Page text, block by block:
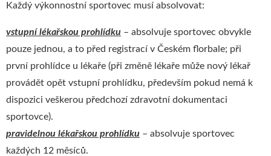
Každý výkonnostní sportovec musí absolvovat:
vstupní lékařskou prohlídku – absolvuje sportovec obvykle
pouze jednou, a to před registrací v Českém florbale; při
první prohlídce u lékaře (při změně lékaře může nový lékař
provádět opět vstupní prohlídku, především pokud nemá k
dispozici veškerou předchozí zdravotní dokumentaci
sportovce).
pravidelnou lékařskou prohlídku – absolvuje sportovec
každých 12 měsíců.